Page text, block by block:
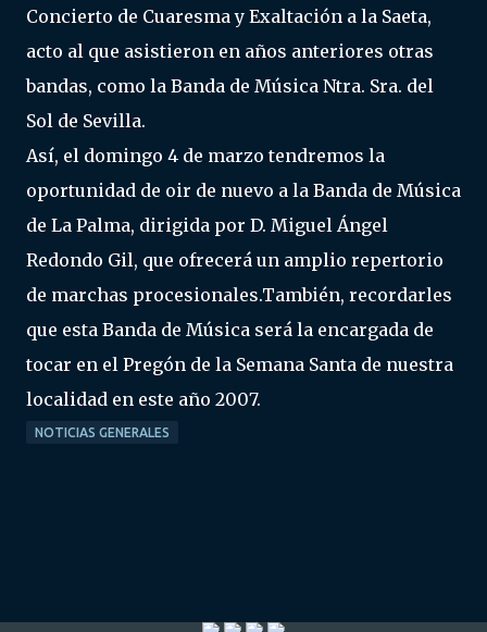
Concierto de Cuaresma y Exaltación a la Saeta,
acto al que asistieron en años anteriores otras
bandas, como la Banda de Música Ntra. Sra. del
Sol de Sevilla.
Así, el domingo 4 de marzo tendremos la
oportunidad de oir de nuevo a la Banda de Música
de La Palma, dirigida por D. Miguel Ángel
Redondo Gil, que ofrecerá un amplio repertorio
de marchas procesionales.También, recordarles
que esta Banda de Música será la encargada de
tocar en el Pregón de la Semana Santa de nuestra
localidad en este año 2007.
NOTICIAS GENERALES